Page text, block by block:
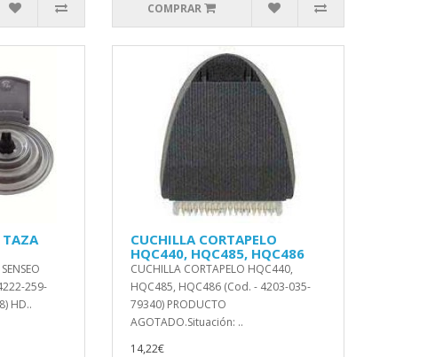
COMPRAR
TAZA
259-
HD..
CUCHILLA CORTAPELO
HQC440, HQC485, HQC486
CUCHILLA CORTAPELO HQC440,
HQC485, HQC486 (Cod. - 4203-035-
79340) PRODUCTO
AGOTADO.Situación: ..
14,22€